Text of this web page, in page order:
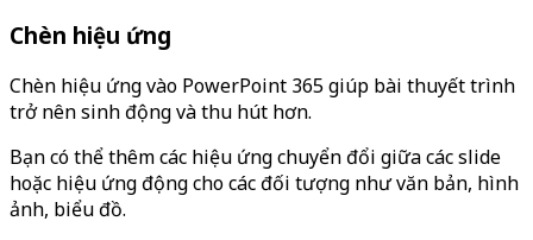
Chèn hiệu ứng
Chèn hiệu ứng vào PowerPoint 365 giúp bài thuyết trình
trở nên sinh động và thu hút hơn.
Bạn có thể thêm các hiệu ứng chuyển đổi giữa các slide
hoặc hiệu ứng động cho các đối tượng như văn bản, hình
ảnh, biểu đồ.